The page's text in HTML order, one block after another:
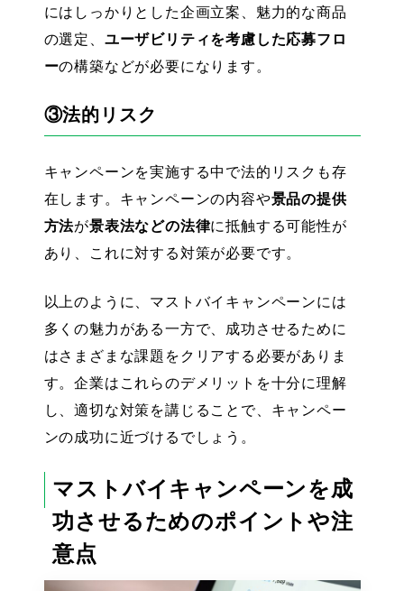
にはしっかりとした企画立案、魅力的な商品
の選定、 ユーザビリティを考慮した応募フロ
ーの構築などが必要になります。
③法的リスク
キャンペーンを実施する中で法的リスクも存
在します。キャンペーンの内容や景品の提供
方法が景表法などの法律に抵触する可能性が
あり、これに対する対策が必要です。
以上のように、マストバイキャンペーンには
多くの魅力がある一方で、成功させるために
はさまざまな課題をクリアする必要がありま
す。企業はこれらのデメリットを十分に理解
し、適切な対策を講じることで、キャンペー
ンの成功に近づけるでしょう。
マストバイキャンペーンを成
功させるためのポイントや注
意点